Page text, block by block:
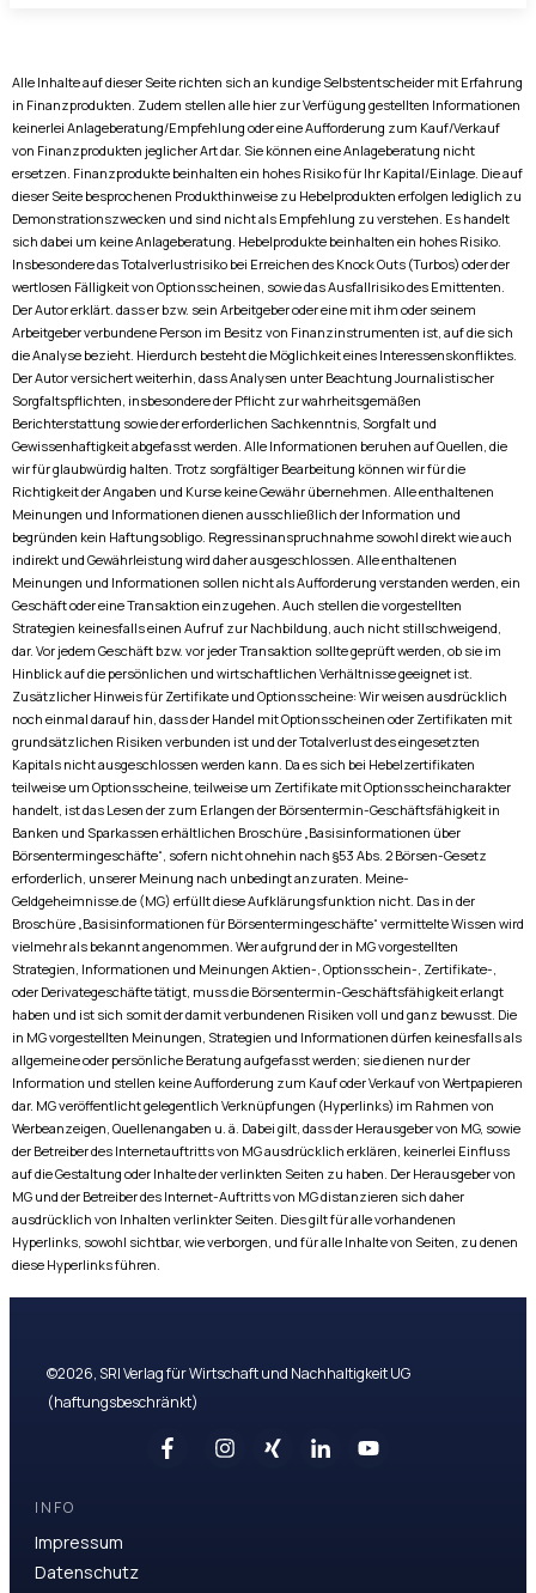
Alle Inhalte auf dieser Seite richten sich an kundige Selbstentscheider mit Erfahrung
in Finanzprodukten. Zudem stellen alle hier zur Verfügung gestellten Informationen
keinerlei Anlageberatung/Empfehlung oder eine Aufforderung zum Kauf/Verkauf
von Finanzprodukten jeglicher Art dar. Sie können eine Anlageberatung nicht
ersetzen. Finanzprodukte beinhalten ein hohes Risiko für Ihr Kapital/Einlage. Die auf
dieser Seite besprochenen Produkthinweise zu Hebelprodukten erfolgen lediglich zu
Demonstrationszwecken und sind nicht als Empfehlung zu verstehen. Es handelt
sich dabei um keine Anlageberatung. Hebelprodukte beinhalten ein hohes Risiko.
Insbesondere das Totalverlustrisiko bei Erreichen des Knock Outs (Turbos) oder der
wertlosen Fälligkeit von Optionsscheinen, sowie das Ausfallrisiko des Emittenten.
Der Autor erklärt. dass er bzw. sein Arbeitgeber oder eine mit ihm oder seinem
Arbeitgeber verbundene Person im Besitz von Finanzinstrumenten ist, auf die sich
die Analyse bezieht. Hierdurch besteht die Möglichkeit eines Interessenskonfliktes.
Der Autor versichert weiterhin, dass Analysen unter Beachtung Journalistischer
Sorgfaltspflichten, insbesondere der Pflicht zur wahrheitsgemäßen
Berichterstattung sowie der erforderlichen Sachkenntnis, Sorgfalt und
Gewissenhaftigkeit abgefasst werden. Alle Informationen beruhen auf Quellen, die
wir für glaubwürdig halten. Trotz sorgfältiger Bearbeitung können wir für die
Richtigkeit der Angaben und Kurse keine Gewähr übernehmen. Alle enthaltenen
Meinungen und Informationen dienen ausschließlich der Information und
begründen kein Haftungsobligo. Regressinanspruchnahme sowohl direkt wie auch
indirekt und Gewährleistung wird daher ausgeschlossen. Alle enthaltenen
Meinungen und Informationen sollen nicht als Aufforderung verstanden werden, ein
Geschäft oder eine Transaktion einzugehen. Auch stellen die vorgestellten
Strategien keinesfalls einen Aufruf zur Nachbildung, auch nicht stillschweigend,
dar. Vor jedem Geschäft bzw. vor jeder Transaktion sollte geprüft werden, ob sie im
Hinblick auf die persönlichen und wirtschaftlichen Verhältnisse geeignet ist.
Zusätzlicher Hinweis für Zertifikate und Optionsscheine: Wir weisen ausdrücklich
noch einmal darauf hin, dass der Handel mit Optionsscheinen oder Zertifikaten mit
grundsätzlichen Risiken verbunden ist und der Totalverlust des eingesetzten
Kapitals nicht ausgeschlossen werden kann. Da es sich bei Hebelzertifikaten
teilweise um Optionsscheine, teilweise um Zertifikate mit Optionsscheincharakter
handelt, ist das Lesen der zum Erlangen der Börsentermin-Geschäftsfähigkeit in
Banken und Sparkassen erhältlichen Broschüre „Basisinformationen über
Börsentermingeschäfte“, sofern nicht ohnehin nach §53 Abs. 2 Börsen-Gesetz
erforderlich, unserer Meinung nach unbedingt anzuraten. Meine-
Geldgeheimnisse.de (MG) erfüllt diese Aufklärungsfunktion nicht. Das in der
Broschüre „Basisinformationen für Börsentermingeschäfte“ vermittelte Wissen wird
vielmehr als bekannt angenommen. Wer aufgrund der in MG vorgestellten
Strategien, Informationen und Meinungen Aktien-, Optionsschein-, Zertifikate-,
oder Derivategeschäfte tätigt, muss die Börsentermin-Geschäftsfähigkeit erlangt
haben und ist sich somit der damit verbundenen Risiken voll und ganz bewusst. Die
in MG vorgestellten Meinungen, Strategien und Informationen dürfen keinesfalls als
allgemeine oder persönliche Beratung aufgefasst werden; sie dienen nur der
Information und stellen keine Aufforderung zum Kauf oder Verkauf von Wertpapieren
dar. MG veröffentlicht gelegentlich Verknüpfungen (Hyperlinks) im Rahmen von
Werbeanzeigen, Quellenangaben u. ä. Dabei gilt, dass der Herausgeber von MG, sowie
der Betreiber des Internetauftritts von MG ausdrücklich erklären, keinerlei Einfluss
auf die Gestaltung oder Inhalte der verlinkten Seiten zu haben. Der Herausgeber von
MG und der Betreiber des Internet-Auftritts von MG distanzieren sich daher
ausdrücklich von Inhalten verlinkter Seiten. Dies gilt für alle vorhandenen
Hyperlinks, sowohl sichtbar, wie verborgen, und für alle Inhalte von Seiten, zu denen
diese Hyperlinks führen.
©2026,SRI Verlag für Wirtschaft und Nachhaltigkeit UG
(haftungsbeschränkt)
INFO
Impressum
Datenschutz